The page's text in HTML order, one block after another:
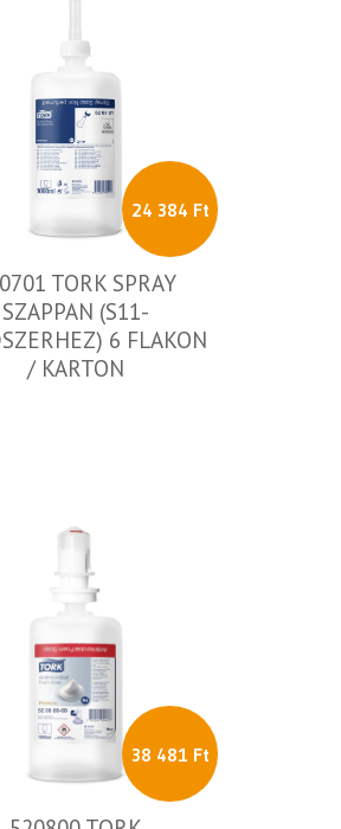
24 384 Ft
TORK SPRAY
SZAPPAN (S11-
6 FLAKON
/ KARTON
38 481 Ft